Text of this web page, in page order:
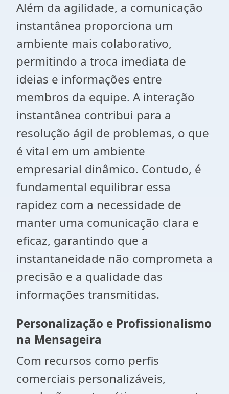
Além da agilidade, a comunicação
instantânea proporciona um
ambiente mais colaborativo,
permitindo a troca imediata de
ideias e informações entre
membros da equipe. A interação
instantânea contribui para a
resolução ágil de problemas, o que
é vital em um ambiente
empresarial dinâmico. Contudo, é
fundamental equilibrar essa
rapidez com a necessidade de
manter uma comunicação clara e
eficaz, garantindo que a
instantaneidade não comprometa a
precisão e a qualidade das
informações transmitidas.
Personalização e Profissionalismo
na Mensageira
Com recursos como perfis
comerciais personalizáveis,